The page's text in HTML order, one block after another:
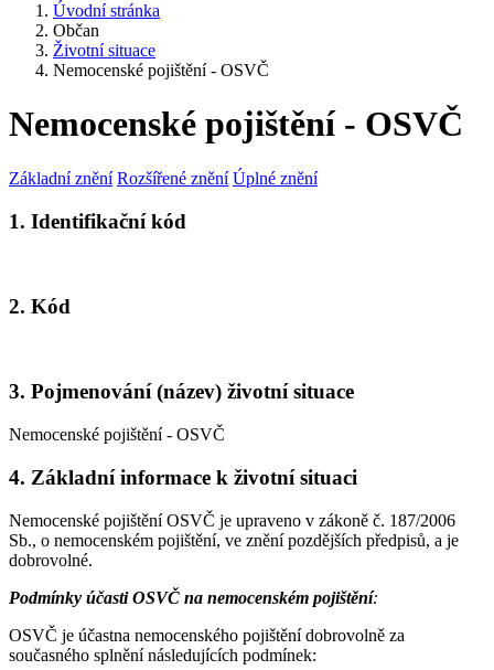
Úvodní stránka
Občan
Životní situace
Nemocenské pojištění - OSVČ
Nemocenské pojištění - OSVČ
Základní znění Rozšířené znění Úplné znění
1. Identifikační kód
2. Kód
3. Pojmenování (název) životní situace
Nemocenské pojištění - OSVČ
4. Základní informace k životní situaci
Nemocenské pojištění OSVČ je upraveno v zákoně č. 187/2006
Sb., o nemocenském pojištění, ve znění pozdějších předpisů, a je
dobrovolné.
Podmínky účasti OSVČ na nemocenském pojištění:
OSVČ je účastna nemocenského pojištění dobrovolně za
současného splnění následujících podmínek: